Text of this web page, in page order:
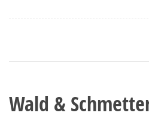
Wald &